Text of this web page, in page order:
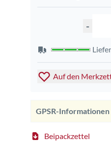
-
Auf den
GPSR-Informationen
Beipackzettel